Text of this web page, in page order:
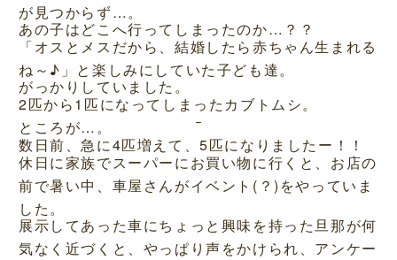
が見つからず…。
あの子はどこへ行ってしまったのか…？？
「オスとメスだから、結婚したら赤ちゃん生まれる
ね～♪」と楽しみにしていた子ども達。
がっかりしていました。
2匹から1匹になってしまったカブトムシ。
ところが…。
数日前、急に4匹増えて、5匹になりましたー！！
休日に家族でスーパーにお買い物に行くと、お店の
前で暑い中、車屋さんがイベント(？)をやっていま
した。
展示してあった車にちょっと興味を持った旦那が何
気なく近づくと、やっぱり声をかけられ、アンケー